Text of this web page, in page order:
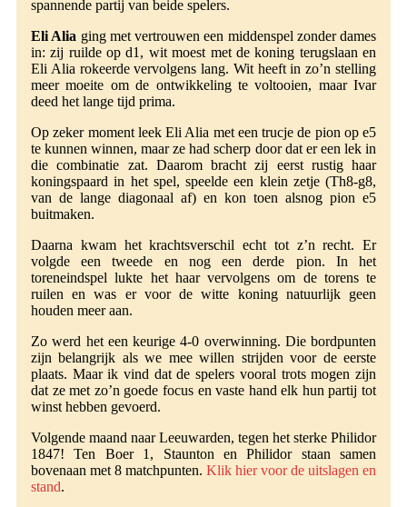
spannende partij van beide spelers.
Eli Alia ging met vertrouwen een middenspel zonder dames
in: zij ruilde op d1, wit moest met de koning terugslaan en
Eli Alia rokeerde vervolgens lang. Wit heeft in zo’n stelling
meer moeite om de ontwikkeling te voltooien, maar Ivar
deed het lange tijd prima.
Op zeker moment leek Eli Alia met een trucje de pion op e5
te kunnen winnen, maar ze had scherp door dat er een lek in
die combinatie zat. Daarom bracht zij eerst rustig haar
koningspaard in het spel, speelde een klein zetje (Th8-g8,
van de lange diagonaal af) en kon toen alsnog pion e5
buitmaken.
Daarna kwam het krachtsverschil echt tot z’n recht. Er
volgde een tweede en nog een derde pion. In het
toreneindspel lukte het haar vervolgens om de torens te
ruilen en was er voor de witte koning natuurlijk geen
houden meer aan.
Zo werd het een keurige 4-0 overwinning. Die bordpunten
zijn belangrijk als we mee willen strijden voor de eerste
plaats. Maar ik vind dat de spelers vooral trots mogen zijn
dat ze met zo’n goede focus en vaste hand elk hun partij tot
winst hebben gevoerd.
Volgende maand naar Leeuwarden, tegen het sterke Philidor
1847! Ten Boer 1, Staunton en Philidor staan samen
bovenaan met 8 matchpunten. Klik hier voor de uitslagen en
stand.